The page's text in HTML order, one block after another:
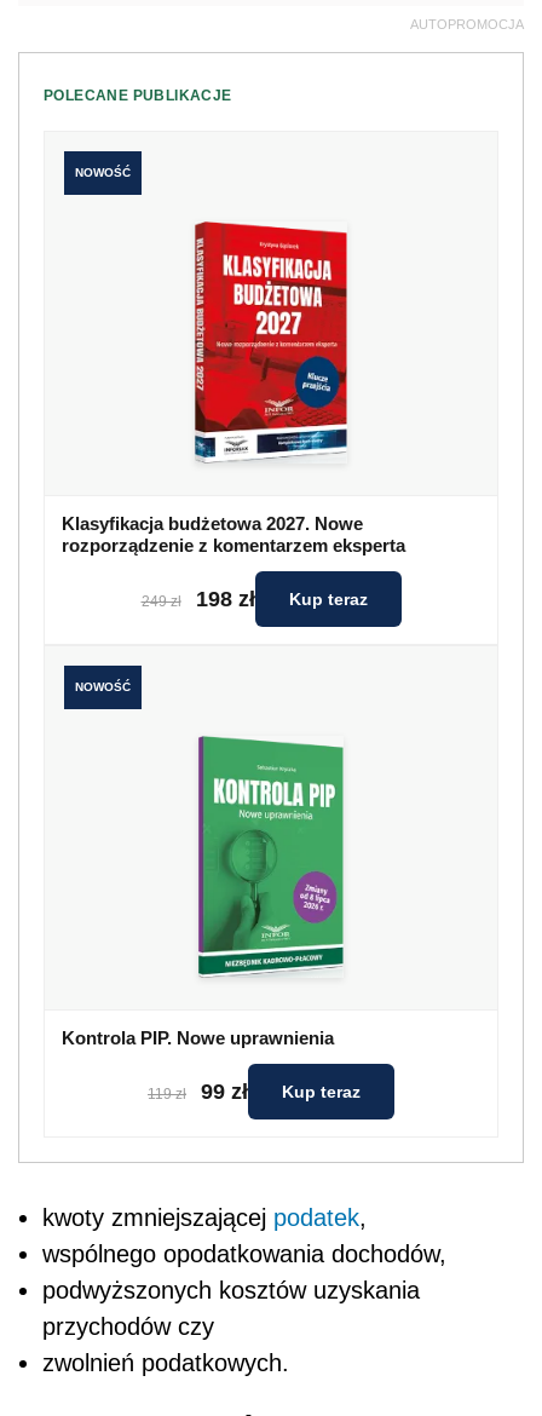
AUTOPROMOCJA
POLECANE PUBLIKACJE
NOWOŚĆ
Klasyfikacja budżetowa 2027. Nowe
rozporządzenie z komentarzem eksperta
249 zł 198 zł Kup teraz
NOWOŚĆ
Kontrola PIP. Nowe uprawnienia
119 zł 99 zł Kup teraz
kwoty zmniejszającej podatek, 
wspólnego opodatkowania dochodów, 
podwyższonych kosztów uzyskania
przychodów czy 
zwolnień podatkowych.